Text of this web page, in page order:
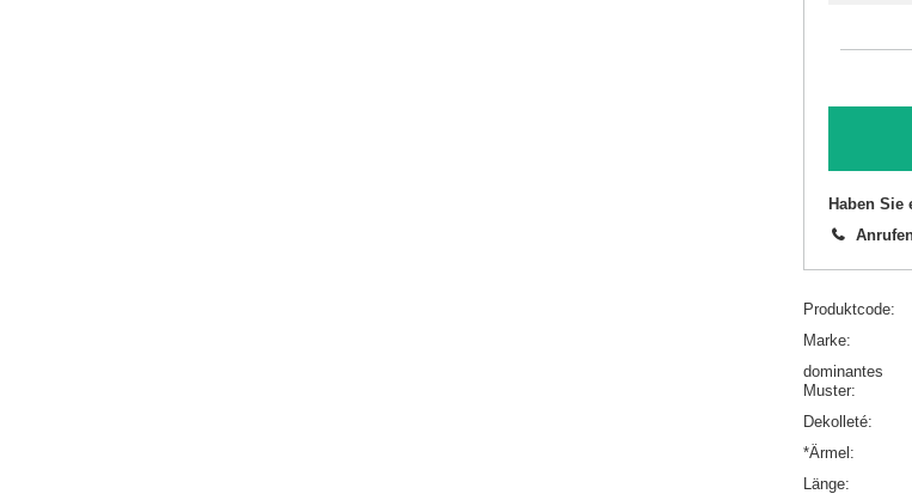
Haben Sie
Produktcode
Marke
dominantes
Muster
Dekolleté
*Ärmel
Länge